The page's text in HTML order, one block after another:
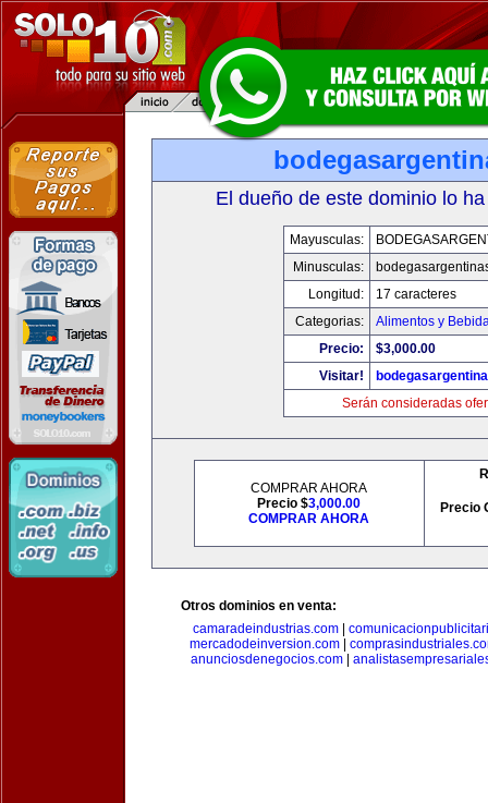
El dueño de este dominio lo
Mayusculas:
Minusculas:
Longitud:
17 caracteres
Categorias:
Alimentos y
Precio:
$3,000.00
Visitar!
Serán consideradas
COMPRAR AHORA
Precio $3,000.00
COMPRAR AHORA
Precio
Otros dominios en venta:
camaradeindustrias.com|
mercadodeinversion.com
anunciosdenegocios.com|